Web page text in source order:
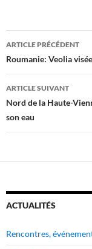
Navigation
des
articles
ARTICLE PRÉCÉDENT
Roumanie: Veolia
ARTICLE SUIVANT
Nord de la Haute-
son eau
ACTUALITÉS
Rencontres,